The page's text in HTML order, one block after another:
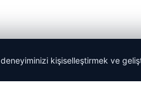
deneyiminizi kişiselleştirmek ve